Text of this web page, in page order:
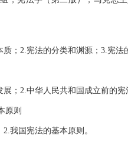
2.宪法的分类和渊源；3.宪法
2.中华人民共和国成立前的宪
原则
国宪法的基本原则。